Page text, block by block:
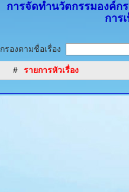
การจัดทำนวัตกรรมองค์ก
การ
กรองตามชื่อเรื่อง
# รายการหัวเรื่อง